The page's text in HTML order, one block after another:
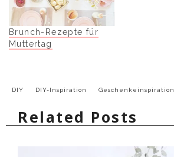
Brunch-Rezepte für
Muttertag
DIY DIY-Inspiration Geschenkeinspiration
Related Posts